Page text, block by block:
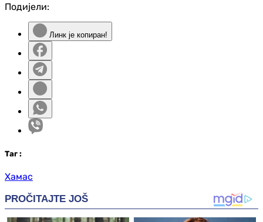
Подијели:
Линк је копиран!
Таг :
Хамас